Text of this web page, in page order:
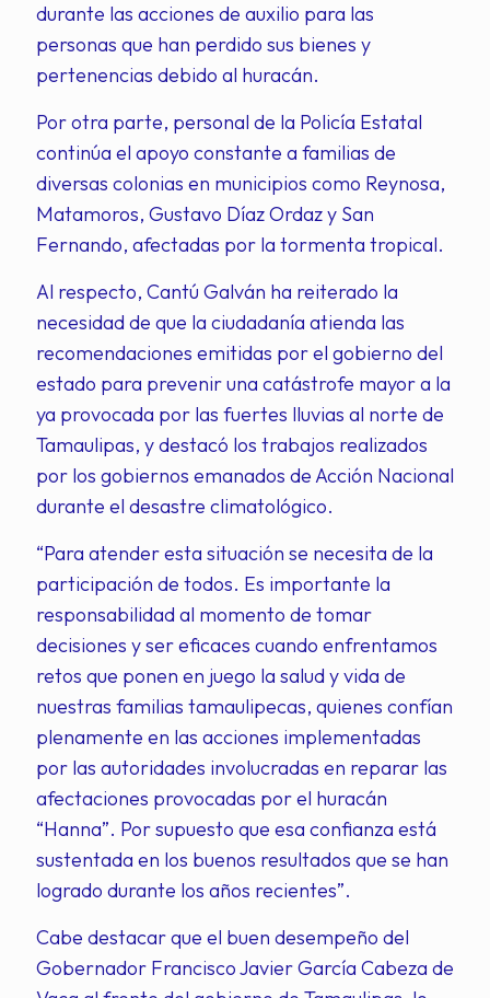
durante las acciones de auxilio para las
personas que han perdido sus bienes y
pertenencias debido al huracán.
Por otra parte, personal de la Policía Estatal
continúa el apoyo constante a familias de
diversas colonias en municipios como Reynosa,
Matamoros, Gustavo Díaz Ordaz y San
Fernando, afectadas por la tormenta tropical.
Al respecto, Cantú Galván ha reiterado la
necesidad de que la ciudadanía atienda las
recomendaciones emitidas por el gobierno del
estado para prevenir una catástrofe mayor a la
ya provocada por las fuertes lluvias al norte de
Tamaulipas, y destacó los trabajos realizados
por los gobiernos emanados de Acción Nacional
durante el desastre climatológico.
“Para atender esta situación se necesita de la
participación de todos. Es importante la
responsabilidad al momento de tomar
decisiones y ser eficaces cuando enfrentamos
retos que ponen en juego la salud y vida de
nuestras familias tamaulipecas, quienes confían
plenamente en las acciones implementadas
por las autoridades involucradas en reparar las
afectaciones provocadas por el huracán
“Hanna”. Por supuesto que esa confianza está
sustentada en los buenos resultados que se han
logrado durante los años recientes”.
Cabe destacar que el buen desempeño del
Gobernador Francisco Javier García Cabeza de